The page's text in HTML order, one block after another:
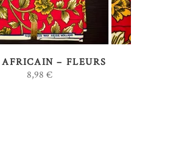
variations.
Les
options
peuvent
– FLEURS
8,98 €